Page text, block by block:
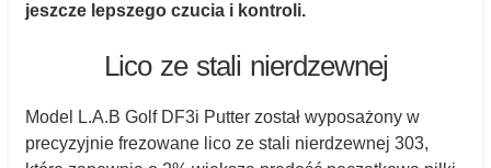
jeszcze lepszego czucia i kontroli.
Lico ze stali nierdzewnej
Model L.A.B Golf DF3i Putter został wyposażony w
precyzyjnie frezowane lico ze stali nierdzewnej 303,